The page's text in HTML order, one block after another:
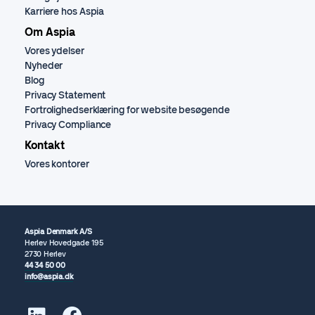
Karriere hos Aspia
Om Aspia
Vores ydelser
Nyheder
Blog
Privacy Statement
Fortrolighedserklæring for website besøgende
Privacy Compliance
Kontakt
Vores kontorer
Aspia Denmark A/S
Herlev Hovedgade 195
2730 Herlev
44 34 50 00
info@aspia.dk